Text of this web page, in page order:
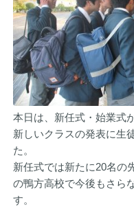
本日は、新任式・始業式
新しいクラスの発表に生
た。
新任式では新たに20名の
の鴨方高校で今後もさら
す。